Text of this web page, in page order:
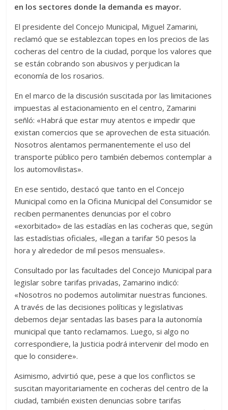
en los sectores donde la demanda es mayor.
El presidente del Concejo Municipal, Miguel Zamarini,
reclamó que se establezcan topes en los precios de las
cocheras del centro de la ciudad, porque los valores que
se están cobrando son abusivos y perjudican la
economía de los rosarios.
En el marco de la discusión suscitada por las limitaciones
impuestas al estacionamiento en el centro, Zamarini
señló: «Habrá que estar muy atentos e impedir que
existan comercios que se aprovechen de esta situación.
Nosotros alentamos permanentemente el uso del
transporte público pero también debemos contemplar a
los automovilistas».
En ese sentido, destacó que tanto en el Concejo
Municipal como en la Oficina Municipal del Consumidor se
reciben permanentes denuncias por el cobro
«exorbitado» de las estadías en las cocheras que, según
las estadístias oficiales, «llegan a tarifar 50 pesos la
hora y alrededor de mil pesos mensuales».
Consultado por las facultades del Concejo Municipal para
legislar sobre tarifas privadas, Zamarino indicó:
«Nosotros no podemos autolimitar nuestras funciones.
A través de las decisiones políticas y legislativas
debemos dejar sentadas las bases para la autonomía
municipal que tanto reclamamos. Luego, si algo no
correspondiere, la Justicia podrá intervenir del modo en
que lo considere».
Asimismo, advirtió que, pese a que los conflictos se
suscitan mayoritariamente en cocheras del centro de la
ciudad, también existen denuncias sobre tarifas